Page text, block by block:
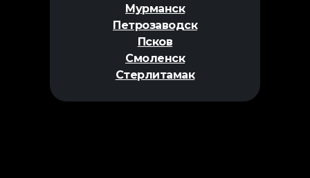
Мурманск
Петрозаводск
Псков
Смоленск
Стерлитамак